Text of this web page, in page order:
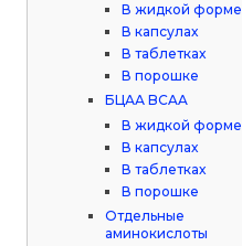
В жидкой форме
В капсулах
В таблетках
В порошке
БЦАА BCAA
В жидкой форме
В капсулах
В таблетках
В порошке
Отдельные
аминокислоты